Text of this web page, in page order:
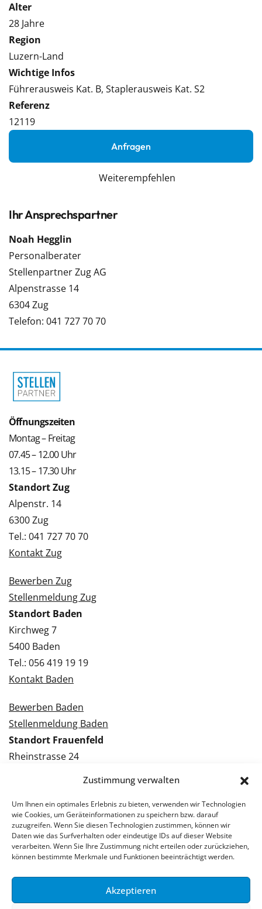
Zustimmung verwalten
Um Ihnen ein optimales Erlebnis zu bieten, verwenden wir Technologien
wie Cookies, um Geräteinformationen zu speichern bzw. darauf
zuzugreifen. Wenn Sie diesen Technologien zustimmen, können wir
Daten wie das Surfverhalten oder eindeutige IDs auf dieser Website
verarbeiten. Wenn Sie Ihre Zustimmung nicht erteilen oder zurückziehen,
können bestimmte Merkmale und Funktionen beeinträchtigt werden.
Akzeptieren
Alter
28 Jahre
Region
Luzern-Land
Wichtige Infos
Führerausweis Kat. B, Staplerausweis Kat. S2
Referenz
12119
Anfragen
Weiterempfehlen
Ihr Ansprechspartner
Noah Hegglin
Personalberater
Stellenpartner Zug AG
Alpenstrasse 14
6304 Zug
Telefon: 041 727 70 70
Öffnungszeiten
Montag – Freitag
07.45 – 12.00 Uhr
13.15 – 17.30 Uhr
Standort Zug
Alpenstr. 14
6300 Zug
Tel.: 041 727 70 70
Kontakt Zug
Bewerben Zug
Stellenmeldung Zug
Standort Baden
Kirchweg 7
5400 Baden
Tel.: 056 419 19 19
Kontakt Baden
Bewerben Baden
Stellenmeldung Baden
Standort Frauenfeld
Rheinstrasse 24
Kontakt Frauenfeld
Bewerben Frauenfeld
Stellenmeldung Frauenfeld
© 2026 Stellenpartner AG